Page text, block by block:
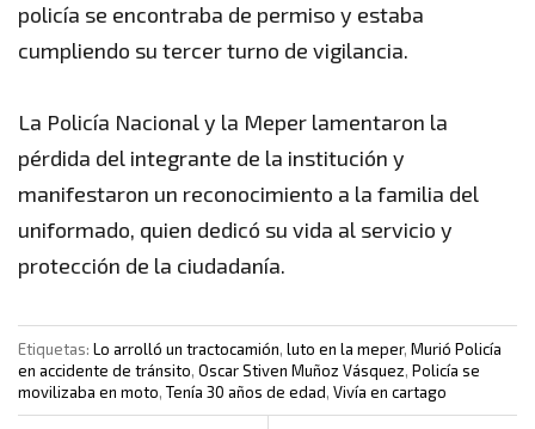
policía se encontraba de permiso y estaba
cumpliendo su tercer turno de vigilancia.
La Policía Nacional y la Meper lamentaron la
pérdida del integrante de la institución y
manifestaron un reconocimiento a la familia del
uniformado, quien dedicó su vida al servicio y
protección de la ciudadanía.
Etiquetas: Lo arrolló un tractocamión, luto en la meper, Murió Policía
en accidente de tránsito, Oscar Stiven Muñoz Vásquez, Policía se
movilizaba en moto, Tenía 30 años de edad, Vivía en cartago